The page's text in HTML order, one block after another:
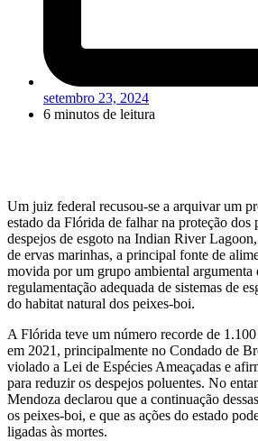
setembro 23, 2024
6 minutos de leitura
Um juiz federal recusou-se a arquivar um
estado da Flórida de falhar na proteção
despejos de esgoto na Indian River
de ervas marinhas, a principal fonte de
movida por um grupo ambiental argumenta
regulamentação adequada de sistemas de
do habitat natural dos peixes-boi.
A Flórida teve um número recorde de
em 2021, principalmente no Condado de
violado a Lei de Espécies Ameaçadas e
para reduzir os despejos poluentes. No
Mendoza declarou que a continuação
os peixes-boi, e que as ações do estado
ligadas às mortes.